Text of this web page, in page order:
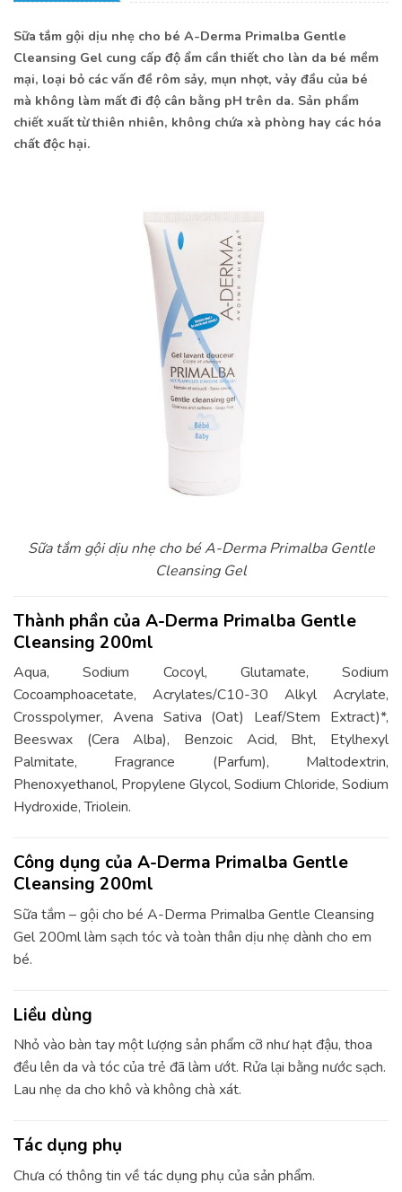
Sữa tắm gội dịu nhẹ cho bé A-Derma Primalba Gentle
Cleansing Gel cung cấp độ ẩm cần thiết cho làn da bé mềm
mại, loại bỏ các vấn đề rôm sảy, mụn nhọt, vảy đầu của bé
mà không làm mất đi độ cân bằng pH trên da. Sản phẩm
chiết xuất từ thiên nhiên, không chứa xà phòng hay các hóa
chất độc hại.
Sữa tắm gội dịu nhẹ cho bé A-Derma Primalba Gentle
Cleansing Gel
Thành phần của A-Derma Primalba Gentle
Cleansing 200ml
Aqua, Sodium Cocoyl, Glutamate, Sodium
Cocoamphoacetate, Acrylates/C10-30 Alkyl Acrylate,
Crosspolymer, Avena Sativa (Oat) Leaf/Stem Extract)*,
Beeswax (Cera Alba), Benzoic Acid, Bht, Etylhexyl
Palmitate, Fragrance (Parfum), Maltodextrin,
Phenoxyethanol, Propylene Glycol, Sodium Chloride, Sodium
Hydroxide, Triolein.
Công dụng của A-Derma Primalba Gentle
Cleansing 200ml
Sữa tắm – gội cho bé A-Derma Primalba Gentle Cleansing
Gel 200ml làm sạch tóc và toàn thân dịu nhẹ dành cho em
bé.
Liều dùng
Nhỏ vào bàn tay một lượng sản phẩm cỡ như hạt đậu, thoa
đều lên da và tóc của trẻ đã làm ướt. Rửa lại bằng nước sạch.
Lau nhẹ da cho khô và không chà xát.
Tác dụng phụ
Chưa có thông tin về tác dụng phụ của sản phẩm.